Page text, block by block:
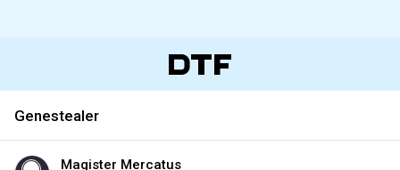
Genestealer
Magister Mercatus